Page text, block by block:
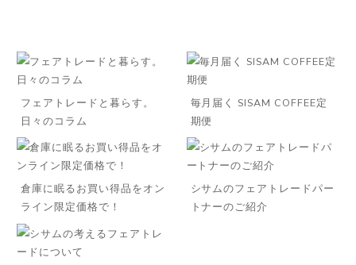
フェアトレードと暮らす。
日々のコラム
毎月届く SISAM COFFEE定
期便
倉庫に眠るお買い得品をオン
ライン限定価格で！
シサムのフェアトレードパー
トナーのご紹介